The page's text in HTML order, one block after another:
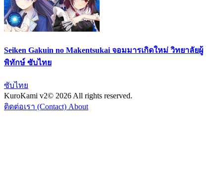
Seiken Gakuin no Makentsukai จอมมารเกิดใหม่ วิทยาลัยผู้
พิทักษ์ ซับไทย
ซับไทย
KuroKami v2© 2026 All rights reserved.
ติดต่อเรา (Contact) About